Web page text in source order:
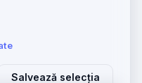
Salvează selecția